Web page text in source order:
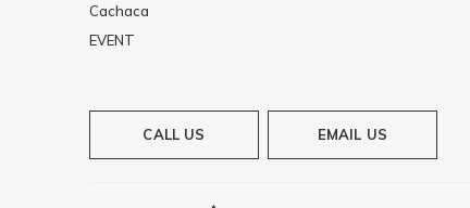
Cachaca
EVENT
CALL US EMAIL US